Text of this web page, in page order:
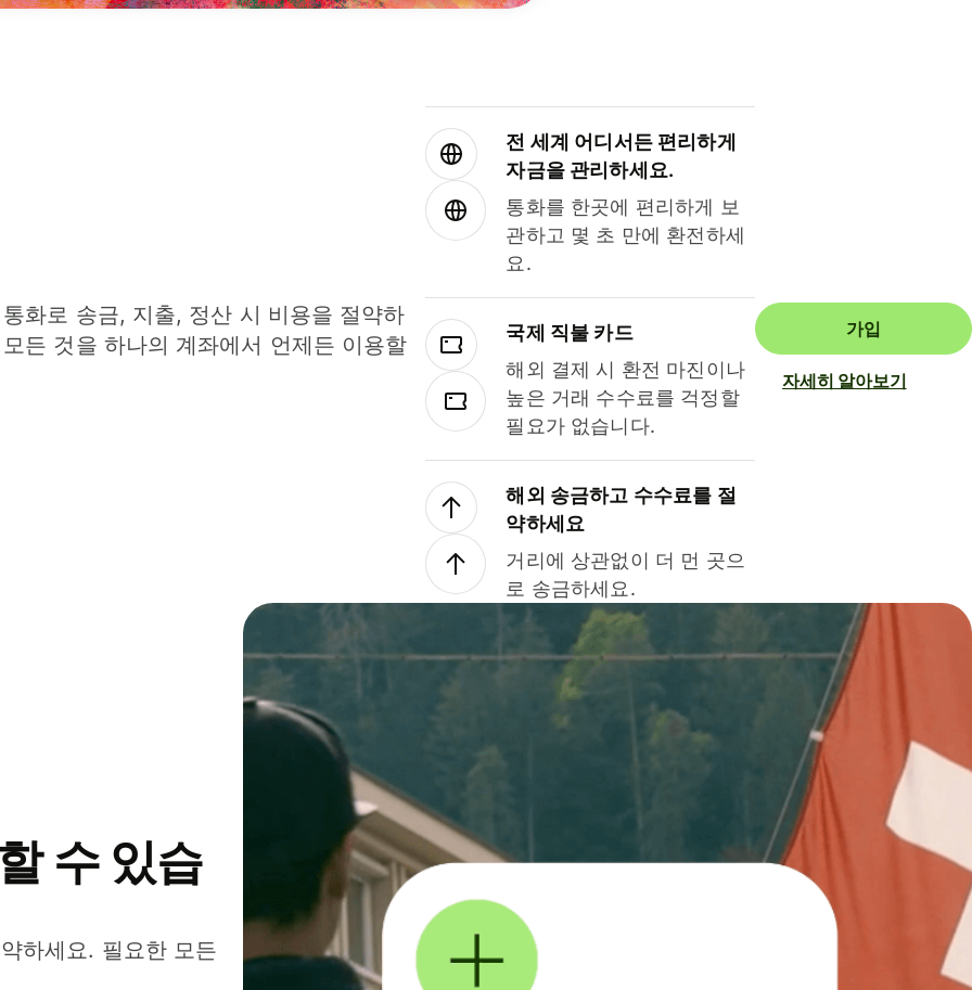
화로 송금, 지출, 정산 시 비용을 절약하
든 것을 하나의 계좌에서 언제든 이용할
전 세계 어디서든 편리하게
자금을 관리하세요.
통화를 한곳에 편리하게 보
관하고 몇 초 만에 환전하세
요.
국제 직불 카드
해외 결제 시 환전 마진이나
높은 거래 수수료를 걱정할
필요가 없습니다.
해외 송금하고 수수료를 절
약하세요
거리에 상관없이 더 먼 곳으
로 송금하세요.
가입
자세히 알아보기
수 있습
하세요. 필요한 모든